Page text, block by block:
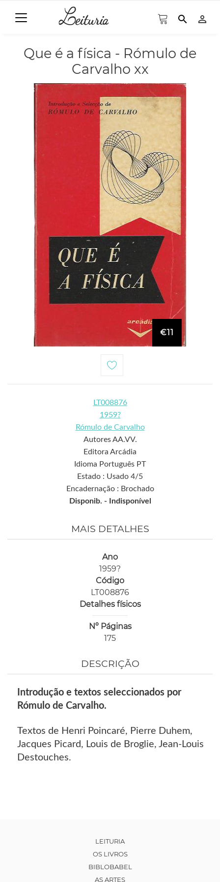
search person_outline
Que é a física - Rómulo de
Carvalho xx
€11
LT008876
1959?
Rómulo de Carvalho
Autores AA.VV.
Editora Arcádia
Idioma Português PT
Estado : Usado 4/5
Encadernação : Brochado
Disponib. -
Indisponível
MAIS DETALHES
Ano
1959?
Código
LT008876
Detalhes físicos
Nº Páginas
175
DESCRIÇÃO
Introdução e textos seleccionados por
Rómulo de Carvalho.
Textos de Henri Poincaré, Pierre Duhem,
Jacques Picard, Louis de Broglie, Jean-Louis
Destouches.
LEITURIA
OS LIVROS
BIBLOBABEL
AS ARTES